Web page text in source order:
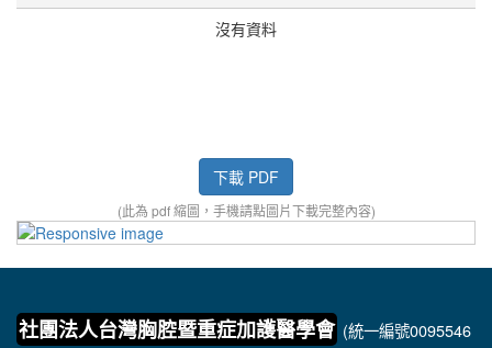
沒有資料
下載 PDF
(此為 pdf 縮圖，手機請點圖片下載完整內容)
社團法人台灣胸腔暨重症加護醫學會 (統一編號0095546